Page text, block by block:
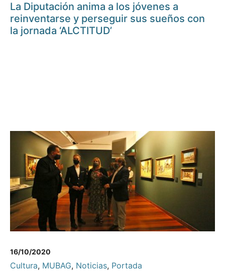
La Diputación anima a los jóvenes a
reinventarse y perseguir sus sueños con
la jornada ‘ALCTITUD’
16/10/2020
Cultura, MUBAG, Noticias, Portada